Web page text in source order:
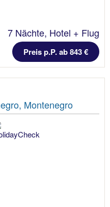
7 Nächte, Hotel + Flug
Preis p.P. ab 843 €
Montenegro